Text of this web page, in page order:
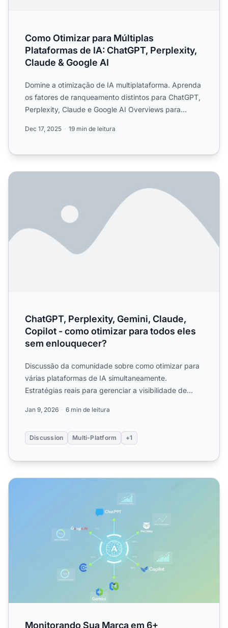
Como Otimizar para Múltiplas
Plataformas de IA: ChatGPT, Perplexity,
Claude & Google AI
Domine a otimização de IA multiplataforma. Aprenda
os fatores de ranqueamento distintos para ChatGPT,
Perplexity, Claude e Google AI Overviews para
Dec 17, 2025 19 min de leitura
ChatGPT, Perplexity, Gemini, Claude, Copilot - como
ChatGPT, Perplexity, Gemini, Claude,
Copilot - como otimizar para todos eles
sem enlouquecer?
Discussão da comunidade sobre como otimizar para
várias plataformas de IA simultaneamente.
Estratégias reais para gerenciar a visibilidade de
Jan 9, 2026 6 min de leitura
Discussion Multi-Platform +1
Monitorando Sua Marca em 6+ Plataformas de IA: A
Monitorando Sua Marca em 6+